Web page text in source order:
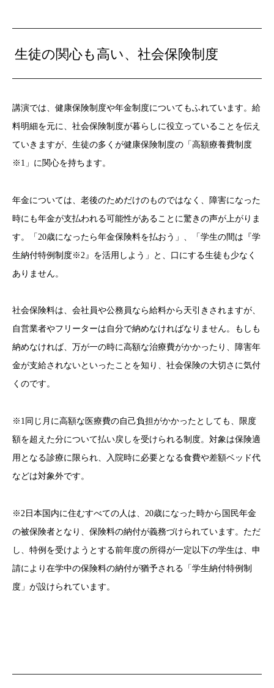
生徒の関心も高い、社会保険制度
講演では、健康保険制度や年金制度についてもふれています。給
料明細を元に、社会保険制度が暮らしに役立っていることを伝え
ていきますが、生徒の多くが健康保険制度の「高額療養費制度
※1」に関心を持ちます。
年金については、老後のためだけのものではなく、障害になった
時にも年金が支払われる可能性があることに驚きの声が上がりま
す。「20歳になったら年金保険料を払おう」、「学生の間は『学
生納付特例制度※2』を活用しよう」と、口にする生徒も少なく
ありません。
社会保険料は、会社員や公務員なら給料から天引きされますが、
自営業者やフリーターは自分で納めなければなりません。もしも
納めなければ、万が一の時に高額な治療費がかかったり、障害年
金が支給されないといったことを知り、社会保険の大切さに気付
くのです。
※1同じ月に高額な医療費の自己負担がかかったとしても、限度
額を超えた分について払い戻しを受けられる制度。対象は保険適
用となる診療に限られ、入院時に必要となる食費や差額ベッド代
などは対象外です。
※2日本国内に住むすべての人は、20歳になった時から国民年金
の被保険者となり、保険料の納付が義務づけられています。ただ
し、特例を受けようとする前年度の所得が一定以下の学生は、申
請により在学中の保険料の納付が猶予される「学生納付特例制
度」が設けられています。